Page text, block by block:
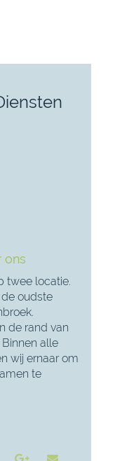
ons
twee locatie.
de oudste
de rand van
alle
wij ernaar om
te